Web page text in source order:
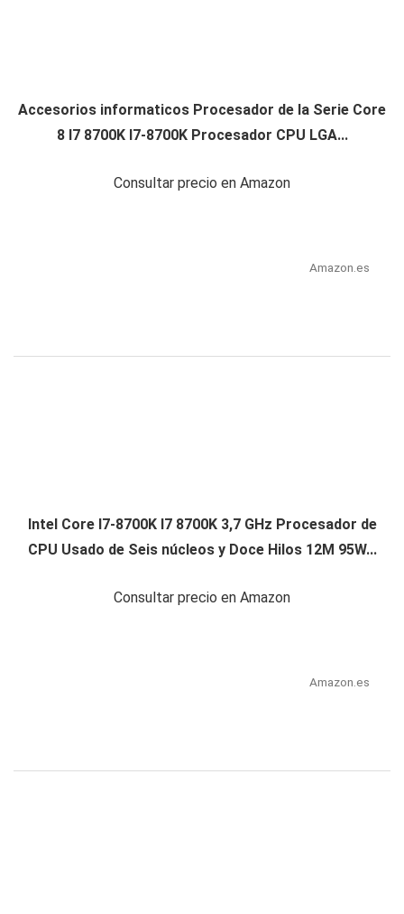
Accesorios informaticos Procesador de la Serie Core
8 I7 8700K I7-8700K Procesador CPU LGA...
Consultar precio en Amazon
Amazon.es
Intel Core I7-8700K I7 8700K 3,7 GHz Procesador de
CPU Usado de Seis núcleos y Doce Hilos 12M 95W...
Consultar precio en Amazon
Amazon.es